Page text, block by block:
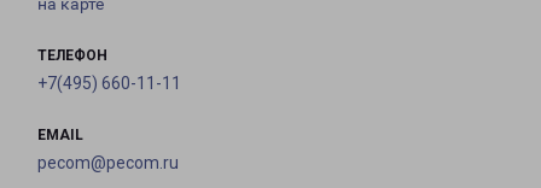
на карте
ТЕЛЕФОН
+7(495) 660-11-11
EMAIL
pecom@pecom.ru